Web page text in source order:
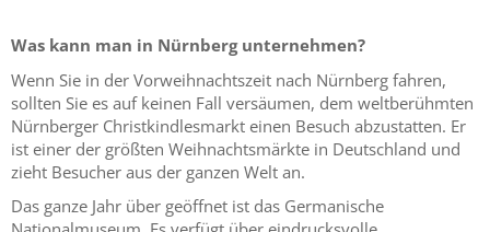
Was kann man in Nürnberg unternehmen?
Wenn Sie in der Vorweihnachtszeit nach Nürnberg fahren,
sollten Sie es auf keinen Fall versäumen, dem weltberühmten
Nürnberger Christkindlesmarkt einen Besuch abzustatten. Er
ist einer der größten Weihnachtsmärkte in Deutschland und
zieht Besucher aus der ganzen Welt an.
Das ganze Jahr über geöffnet ist das Germanische